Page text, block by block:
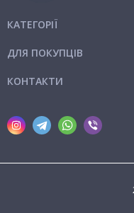
КАТЕГОРІЇ
ДЛЯ ПОКУПЦІВ
КОНТАКТИ